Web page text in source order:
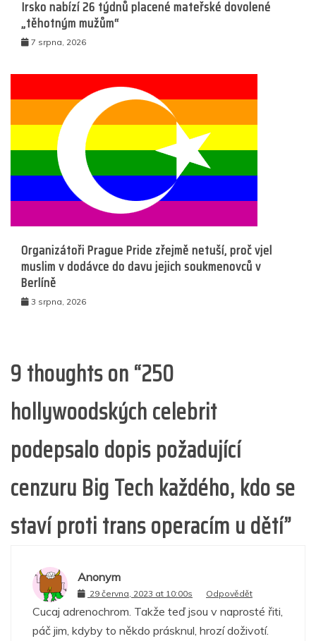
Irsko nabízí 26 týdnů placené mateřské dovolené
„těhotným mužům“
7 srpna, 2026
Organizátoři Prague Pride zřejmě netuší, proč vjel
muslim v dodávce do davu jejich soukmenovců v
Berlíně
3 srpna, 2026
9 thoughts on “250
hollywoodských celebrit
podepsalo dopis požadující
cenzuru Big Tech každého, kdo se
staví proti trans operacím u dětí”
Anonym
29 června, 2023 at 10:00s Odpovědět
Cucaj adrenochrom. Takže teď jsou v naprosté řiti,
páč jim, kdyby to někdo prásknul, hrozí doživotí.